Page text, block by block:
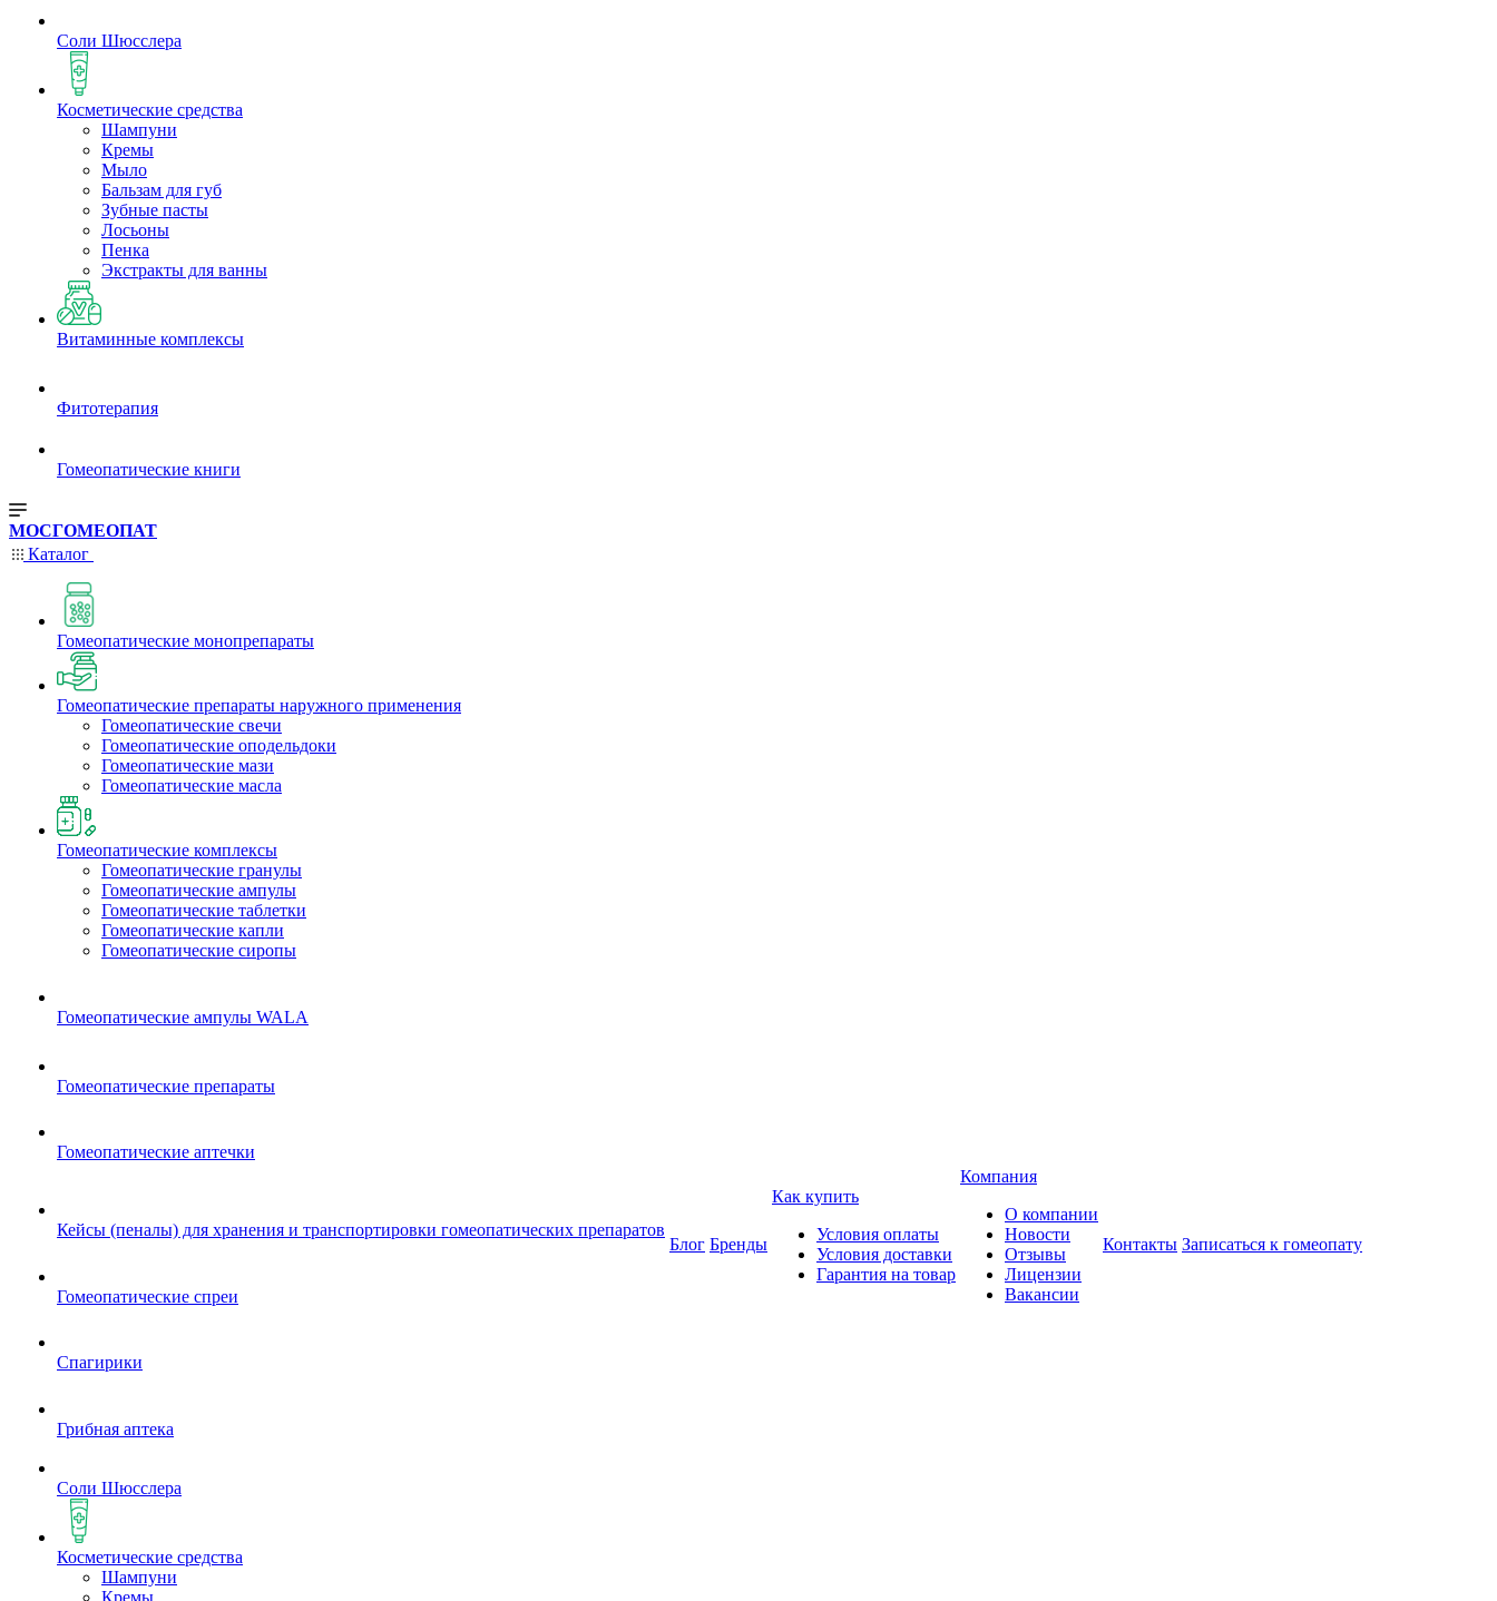
Соли Шюсслера
Косметические средства
Шампуни
Кремы
Мыло
Бальзам для губ
Зубные пасты
Лосьоны
Пенка
Экстракты для ванны
Витаминные комплексы
Фитотерапия
Гомеопатические книги
МОСГОМЕОПАТ
Каталог
Гомеопатические монопрепараты
Гомеопатические препараты наружного применения
Гомеопатические свечи
Гомеопатические оподельдоки
Гомеопатические мази
Гомеопатические масла
Гомеопатические комплексы
Гомеопатические гранулы
Гомеопатические ампулы
Гомеопатические таблетки
Гомеопатические капли
Гомеопатические сиропы
Гомеопатические ампулы WALA
Гомеопатические препараты
Гомеопатические аптечки
Кейсы (пеналы) для хранения и транспортировки гомеопатических препаратов
Гомеопатические спреи
Спагирики
Грибная аптека
Соли Шюсслера
Косметические средства
Шампуни
Кремы
Блог Бренды
Как купить
Условия оплаты
Условия доставки
Гарантия на товар
Компания
О компании
Новости
Отзывы
Лицензии
Вакансии
Контакты Записаться к гомеопату